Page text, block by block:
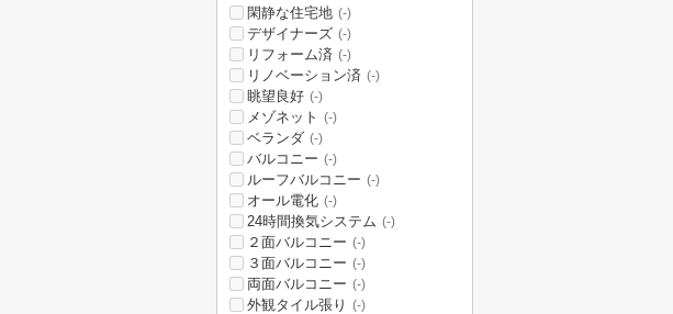
閑静な住宅地 (-)
デザイナーズ (-)
リフォーム済 (-)
リノベーション済 (-)
眺望良好 (-)
メゾネット (-)
ベランダ (-)
バルコニー (-)
ルーフバルコニー (-)
オール電化 (-)
24時間換気システム (-)
２面バルコニー (-)
３面バルコニー (-)
両面バルコニー (-)
外観タイル張り (-)